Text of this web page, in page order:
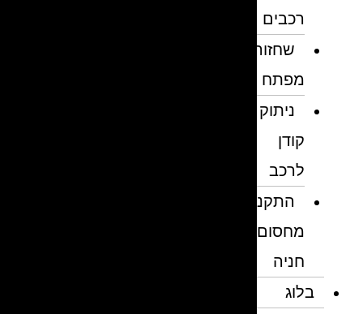
רכבים
שחזור
מפתח
ניתוק
לרכב
התקנת
מחסום
חניה
בלוג